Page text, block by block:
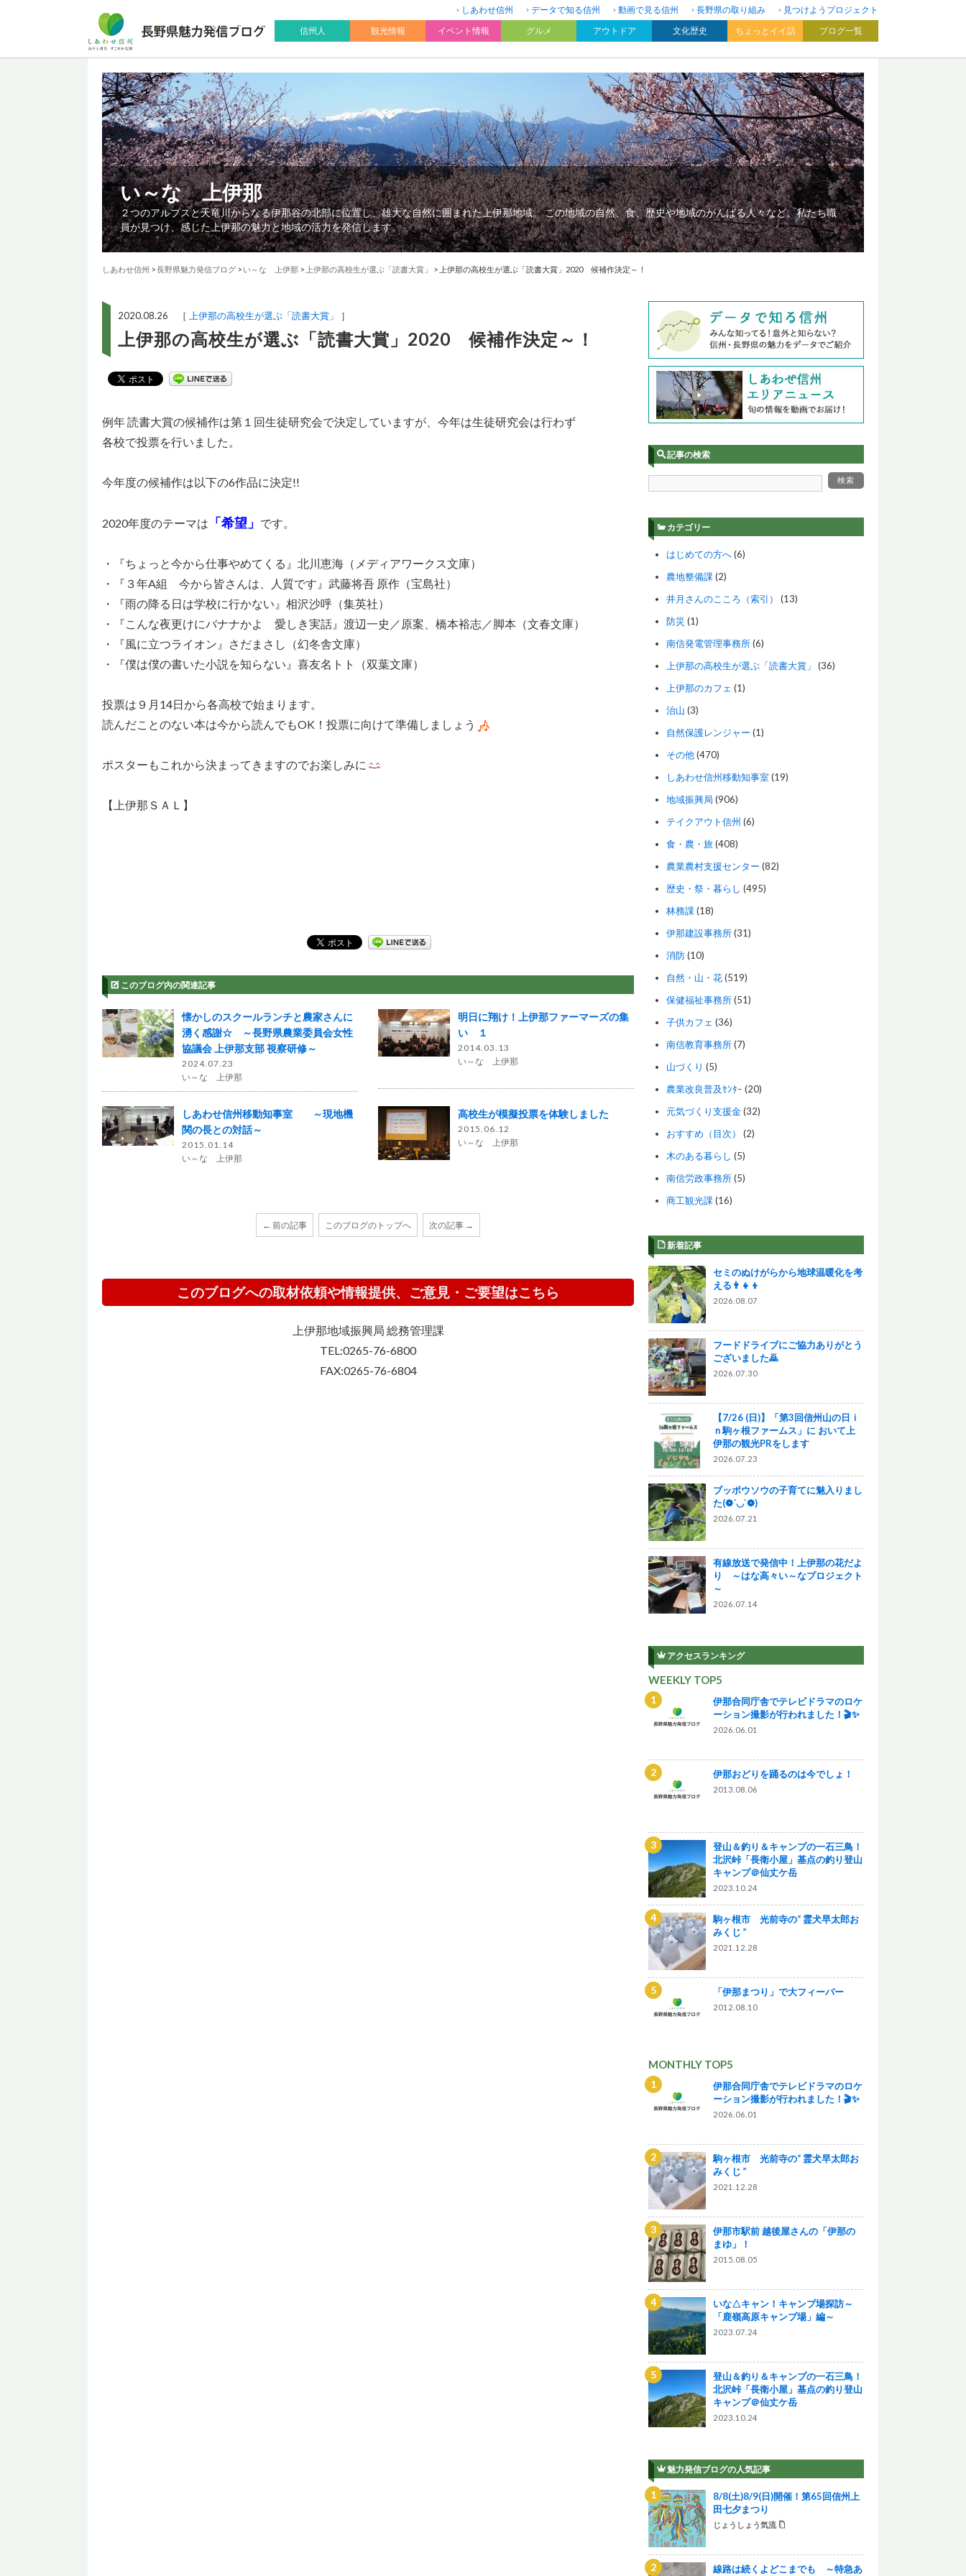
しあわせ信州 データで知る信州 動画で見る信州 長野県の取り組み
見つけようプロジェクト
信州人
観光情報 イベント情報 グルメ アウトドア 文化歴史 ちょっとイイ話 ブログ一覧
い～な 上伊那
２つのアルプスと天竜川からなる伊那谷の北部に位置し、雄大な自然に囲まれた上伊那地域。 この地域の自然、食、歴史や地域のがんばる人々など、私たち職
員が見つけ、感じた上伊那の魅力と地域の活力を発信します。
しあわせ信州 >長野県魅力発信ブログ > い～な 上伊那 > 上伊那の高校生が選ぶ「読書大賞」 > 上伊那の高校生が選ぶ「読書大賞」2020 候補作決定～！
2020.08.26 ［ 上伊那の高校生が選ぶ「読書大賞」 ］
上伊那の高校生が選ぶ「読書大賞」2020 候補作決定～！
例年 読書大賞の候補作は第１回生徒研究会で決定していますが、今年は生徒研究会は行わず
各校で投票を行いました。
今年度の候補作は以下の6作品に決定!!
2020年度のテーマは 「希望」 です。
・『ちょっと今から仕事やめてくる』北川恵海（メディアワークス文庫）
・『３年A組 今から皆さんは、人質です』武藤将吾 原作（宝島社）
・『雨の降る日は学校に行かない』相沢沙呼（集英社）
・『こんな夜更けにバナナかよ 愛しき実話』渡辺一史／原案、橋本裕志／脚本（文春文庫）
・『風に立つライオン』さだまさし（幻冬舎文庫）
・『僕は僕の書いた小説を知らない』喜友名トト（双葉文庫）
投票は９月14日から各高校で始まります。
読んだことのない本は今から読んでもOK！投票に向けて準備しましょう
ポスターもこれから決まってきますのでお楽しみに
【上伊那ＳＡＬ】
このブログ内の関連記事
懐かしのスクールランチと農家さんに
湧く感謝☆ ～長野県農業委員会女性
協議会 上伊那支部 視察研修～
2024.07.23
い～な 上伊那
明日に翔け！上伊那ファーマーズの集
い １
2014.03.13
い～な 上伊那
しあわせ信州移動知事室 ～現地機
関の長との対話～
2015.01.14
い～な 上伊那
高校生が模擬投票を体験しました
2015.06.12
い～な 上伊那
← 前の記事 このブログのトップへ 次の記事 →
このブログへの取材依頼や情報提供、ご意見・ご要望はこちら
上伊那地域振興局 総務管理課
TEL:0265-76-6800
FAX:0265-76-6804
記事の検索
カテゴリー
はじめての方へ(6)
農地整備課 (2)
井月さんのこころ（索引）
(13)
防災 (1)
南信発電管理事務所(6)
上伊那の高校生が選ぶ「読書大賞」
(36)
上伊那のカフェ (1)
治山 (3)
自然保護レンジャー (1)
その他(470)
しあわせ信州移動知事室(19)
地域振興局 (906)
テイクアウト信州 (6)
食・農・旅(408)
農業農村支援センター (82)
歴史・祭・暮らし (495)
林務課 (18)
伊那建設事務所(31)
消防(10)
自然・山・花(519)
保健福祉事務所(51)
子供カフェ (36)
南信教育事務所(7)
山づくり (5)
農業改良普及ｾﾝﾀｰ (20)
元気づくり支援金(32)
おすすめ（目次）
(2)
木のある暮らし (5)
南信労政事務所(5)
商工観光課 (16)
新着記事
セミのぬけがらから地球温暖化を考
える👨‍👧‍👦
2026.08.07
フードドライブにご協力ありがとう
ございました🙇
2026.07.30
【7/26 (日)】「第3回信州山の日ｉ
ｎ駒ヶ根ファームス」に おいて上
伊那の観光PRをします
2026.07.23
ブッポウソウの子育てに魅入りまし
た(❁´◡`❁)
2026.07.21
有線放送で発信中！上伊那の花だよ
り ～はな高々い～なプロジェクト
～
2026.07.14
アクセスランキング
WEEKLY TOP5
伊那合同庁舎でテレビドラマのロケ
ーション撮影が行われました！🎬✨
2026.06.01
伊那おどりを踊るのは今でしょ！
2013.08.06
登山＆釣り＆キャンプの一石三鳥！
北沢峠「長衛小屋」基点の釣り登山
キャンプ＠仙丈ケ岳
2023.10.24
駒ヶ根市 光前寺の“ 霊犬早太郎お
みくじ ”
2021.12.28
「伊那まつり」で大フィーバー
2012.08.10
MONTHLY TOP5
伊那合同庁舎でテレビドラマのロケ
ーション撮影が行われました！🎬✨
2026.06.01
駒ヶ根市 光前寺の“ 霊犬早太郎お
みくじ ”
2021.12.28
伊那市駅前 越後屋さんの「伊那の
まゆ」！
2015.08.05
いな△キャン！キャンプ場探訪～
「鹿嶺高原キャンプ場」編～
2023.07.24
登山＆釣り＆キャンプの一石三鳥！
北沢峠「長衛小屋」基点の釣り登山
キャンプ＠仙丈ケ岳
2023.10.24
魅力発信ブログの人気記事
8/8(土)8/9(日)開催！第65回信州上
田七夕まつり
じょうしょう気流
線路は続くよどこまでも ～特急あ